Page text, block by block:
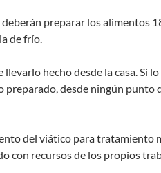
preparar los alimentos
de frío.
hecho desde la casa. Si lo
preparado, desde ningún punto
del viático para tratamiento
con recursos de los propios